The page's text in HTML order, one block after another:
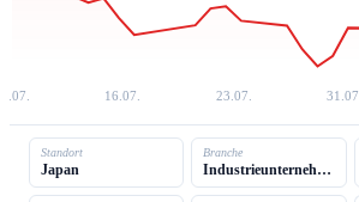
16.07. 23.07. 31.07.
Standort
Japan
Branche
Industrieunternehmen